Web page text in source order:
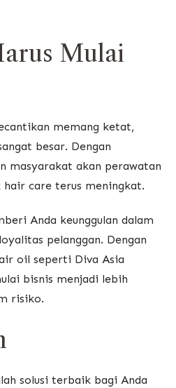
Mulai
memang ketat,
besar. Dengan
masyarakat akan perawatan
care terus meningkat.
Anda keunggulan dalam
pelanggan. Dengan
oil seperti Diva Asia
bisnis menjadi lebih
risiko.
solusi terbaik bagi Anda